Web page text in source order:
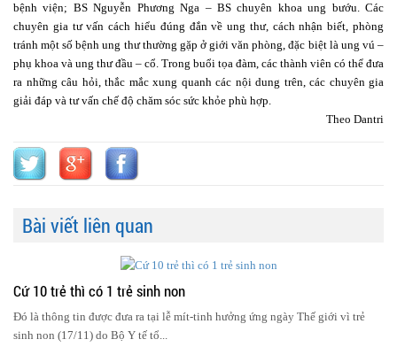
bệnh viện; BS Nguyễn Phương Nga – BS chuyên khoa ung bướu. Các
chuyên gia tư vấn cách hiểu đúng đắn về ung thư, cách nhận biết, phòng
tránh một số bệnh ung thư thường gặp ở giới văn phòng, đặc biệt là ung vú –
phụ khoa và ung thư đầu – cổ. Trong buổi tọa đàm, các thành viên có thể đưa
ra những câu hỏi, thắc mắc xung quanh các nội dung trên, các chuyên gia
giải đáp và tư vấn chế độ chăm sóc sức khỏe phù hợp.
Theo Dantri
Bài viết liên quan
Cứ 10 trẻ thì có 1 trẻ sinh non
Đó là thông tin được đưa ra tại lễ mít-tinh hưởng ứng ngày Thế giới vì trẻ
sinh non (17/11) do Bộ Y tế tổ...